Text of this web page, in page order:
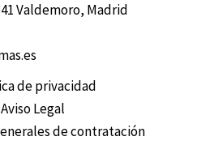
Valdemoro, Madrid
de privacidad
Aviso Legal
de contratación